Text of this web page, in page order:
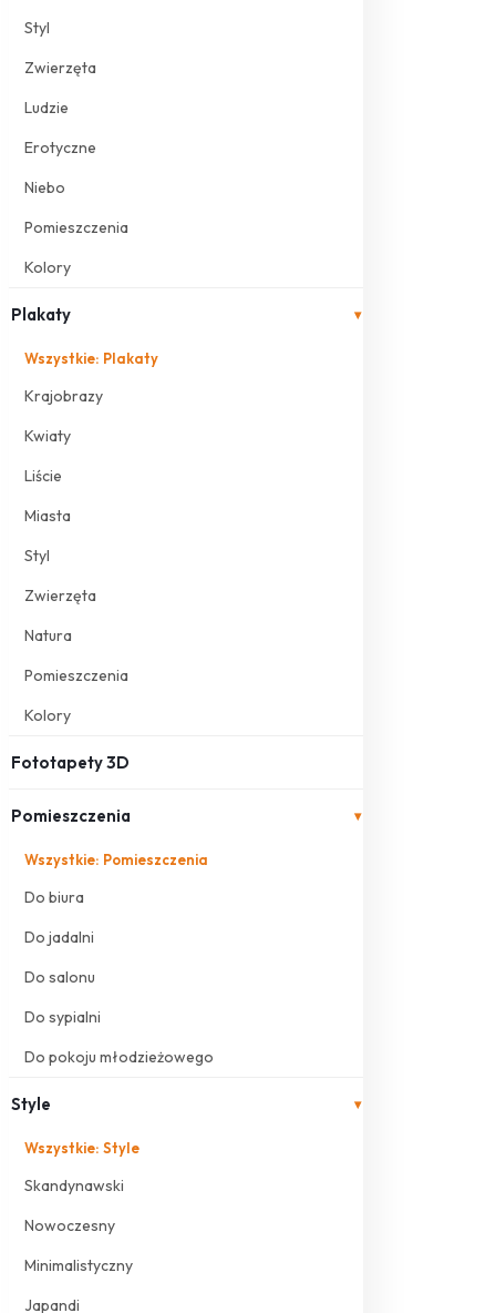
Styl
Zwierzęta
Ludzie
Erotyczne
Niebo
Pomieszczenia
Kolory
Plakaty ▾
Wszystkie: Plakaty
Krajobrazy
Kwiaty
Liście
Miasta
Styl
Zwierzęta
Natura
Pomieszczenia
Kolory
Fototapety 3D
Pomieszczenia ▾
Wszystkie: Pomieszczenia
Do biura
Do jadalni
Do salonu
Do sypialni
Do pokoju młodzieżowego
Style ▾
Wszystkie: Style
Skandynawski
Nowoczesny
Minimalistyczny
Japandi